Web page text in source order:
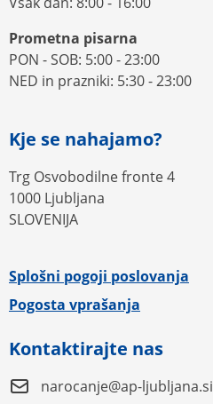
Prometna pisarna
PON - SOB: 5:00 - 23:00
NED in prazniki: 5:30 - 23:00
Kje se nahajamo?
Trg Osvobodilne fronte 4
1000 Ljubljana
SLOVENIJA
Splošni pogoji poslovanja
Pogosta vprašanja
Kontaktirajte nas
narocanje@ap-ljubljana.si